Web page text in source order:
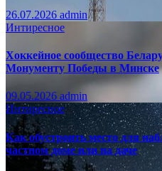
26.07.2026 admin
Интиресное
Хоккейное сообщество
Монументу Победы в Минске
09.05.2026 admin
Интиресное
Как обустроить место для
частном доме или на даче